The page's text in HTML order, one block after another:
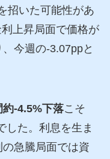
招いた可能性があ
上昇局面で価格が
今週の-3.07ppと
-4.5%下落こそ
した。利息を生ま
急騰局面では資